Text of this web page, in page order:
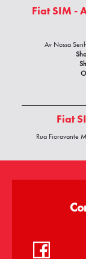
Fiat SIM -
Av Nossa
Fiat
Rua Fioravante